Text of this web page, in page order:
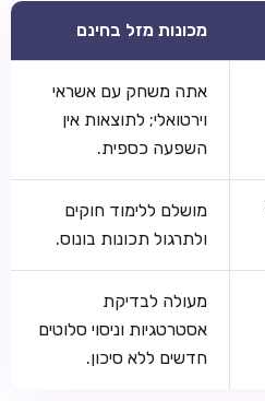
מכונות מזל בחינם
אתה משחק עם אשראי
וירטואלי; לתוצאות אין
השפעה כספית.
מושלם ללימוד חוקים
ולתרגול תכונות בונוס.
מעולה לבדיקת
אסטרטגיות וניסוי סלוטים
חדשים ללא סיכון.